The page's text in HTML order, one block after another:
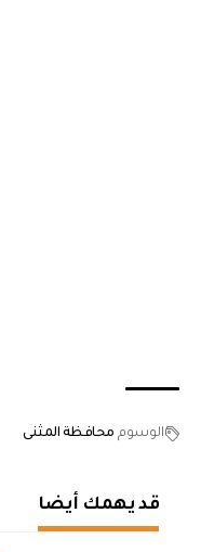
الوسوم محافظة المثنى
قد يهمك أيضا